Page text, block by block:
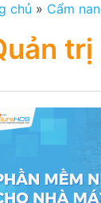
chủ » Cẩm